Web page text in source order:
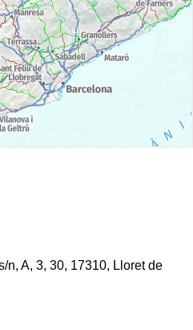
n, A, 3, 30, 17310, Lloret de